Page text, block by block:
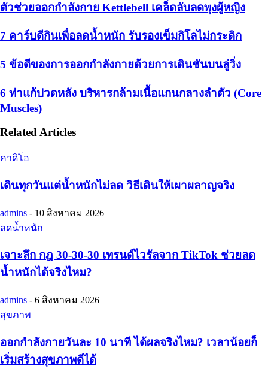
ตัวช่วยออกกำลังกาย Kettlebell เคล็ดลับลดพุงผู้หญิง
7 คาร์บดีกินเพื่อลดน้ำหนัก รับรองเข็มกิโลไม่กระดิก
5 ข้อดีของการออกกำลังกายด้วยการเดินชันบนลู่วิ่ง
6 ท่าแก้ปวดหลัง บริหารกล้ามเนื้อแกนกลางลำตัว (Core
Muscles)
Related Articles
คาดิโอ
เดินทุกวันแต่น้ำหนักไม่ลด วิธีเดินให้เผาผลาญจริง
admins - 10 สิงหาคม 2026
ลดน้ำหนัก
เจาะลึก กฎ 30-30-30 เทรนด์ไวรัลจาก TikTok ช่วยลด
น้ำหนักได้จริงไหม?
admins - 6 สิงหาคม 2026
สุขภาพ
ออกกำลังกายวันละ 10 นาที ได้ผลจริงไหม? เวลาน้อยก็
เริ่มสร้างสุขภาพดีได้